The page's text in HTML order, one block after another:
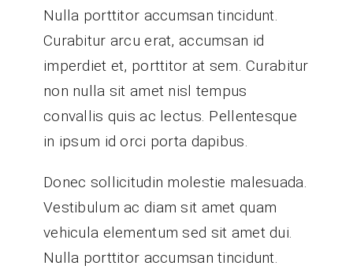
Nulla porttitor accumsan tincidunt.
Curabitur arcu erat, accumsan id
imperdiet et, porttitor at sem. Curabitur
non nulla sit amet nisl tempus
convallis quis ac lectus. Pellentesque
in ipsum id orci porta dapibus.
Donec sollicitudin molestie malesuada.
Vestibulum ac diam sit amet quam
vehicula elementum sed sit amet dui.
Nulla porttitor accumsan tincidunt.